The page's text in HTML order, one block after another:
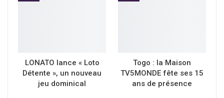
LONATO lance « Loto
Détente », un nouveau
jeu dominical
Togo : la Maison
TV5MONDE fête ses 15
ans de présence